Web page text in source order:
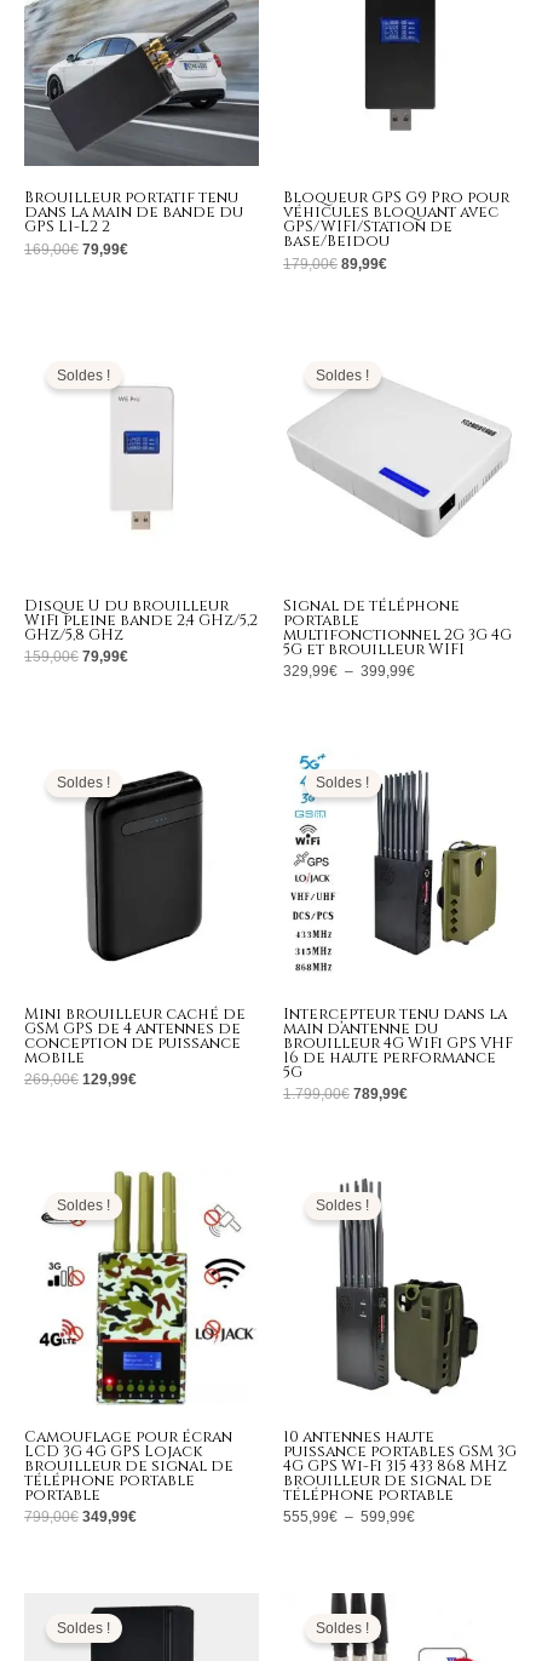
Brouilleur portatif tenu
dans la main de bande du
GPS L1-L2 2
169,00€ 79,99€
Bloqueur GPS G9 Pro pour
véhicules bloquant avec
GPS/WIFI/Station de
base/Beidou
179,00€ 89,99€
Soldes !
Disque U du brouilleur
WiFi pleine bande 2,4 GHz/5,2
GHz/5,8 GHz
159,00€
initial
était :
159,00€.
79,99€
est :
79,99€.
Soldes !
Signal de téléphone
portable
multifonctionnel 2G 3G 4G
5G et brouilleur WIFI
329,99€ – 399,99€
à
399,99€
Soldes !
Mini brouilleur caché de
GSM GPS de 4 antennes de
conception de puissance
mobile
269,00€
initial
était :
269,00€.
129,99€
actuel
est :
129,99€.
Soldes !
Intercepteur tenu dans la
main d’antenne du
brouilleur 4G WiFi GPS VHF
16 de haute performance
5G
1.799,00€
initial
était :
1.799,00€.
789,99€
prix
actuel
est :
789,99€.
Soldes !
Camouflage pour écran
LCD 3G 4G GPS Lojack
brouilleur de signal de
téléphone portable
portable
799,00€
initial
était :
799,00€.
349,99€
Le
prix
Soldes !
10 antennes haute
puissance portables GSM 3G
4G GPS Wi-Fi 315 433 868 MHz
brouilleur de signal de
téléphone portable
555,99€ – 599,99€
Soldes !
prix
initial
était :
189,00€.
prix
Soldes !
Le
prix
initial
était :
139,00€.
prix
actuel
est :
63,99€.